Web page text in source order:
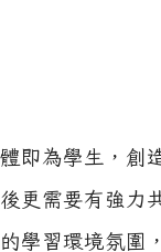
即為學生，創
更需要有強力
學習環境氛圍